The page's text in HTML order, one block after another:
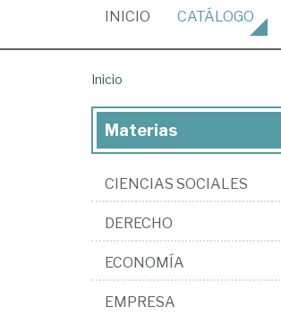
INICIO (CURRENT)
CATÁLOGO
Inicio
Materias
CIENCIAS SOCIALES
DERECHO
ECONOMÍA
EMPRESA